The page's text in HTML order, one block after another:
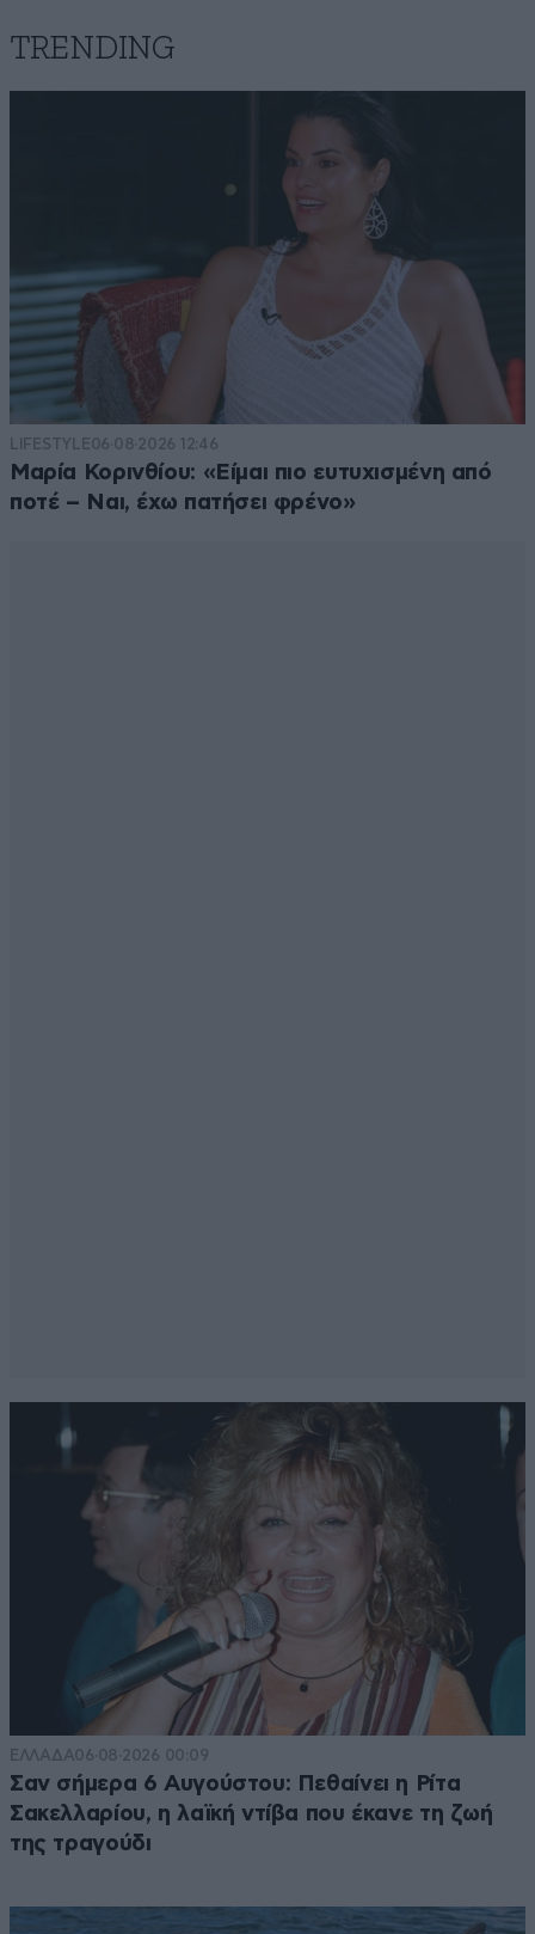
TRENDING
LIFESTYLE06·08·2026 12:46
Μαρία Κορινθίου: «Είμαι πιο ευτυχισμένη από
ποτέ – Ναι, έχω πατήσει φρένο»
ΕΛΛΑΔΑ06·08·2026 00:09
Σαν σήμερα 6 Αυγούστου: Πεθαίνει η Ρίτα
Σακελλαρίου, η λαϊκή ντίβα που έκανε τη ζωή
της τραγούδι